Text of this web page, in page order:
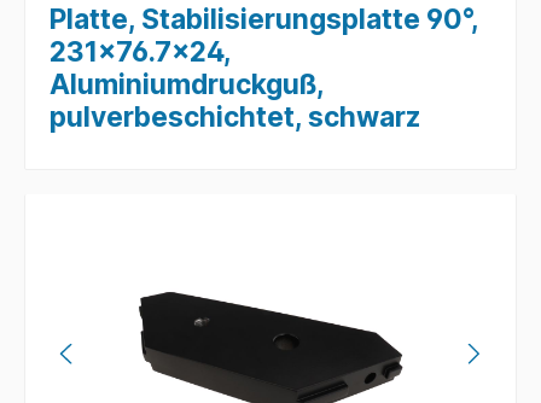
Platte, Stabilisierungsplatte 90°,
231x76.7x24,
Aluminiumdruckguß,
pulverbeschichtet, schwarz